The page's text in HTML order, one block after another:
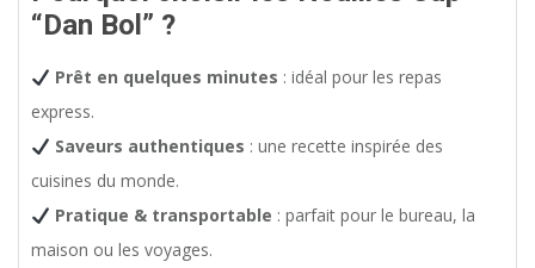
“Dan Bol” ?
Prêt en quelques minutes : idéal pour les repas
express.
Saveurs authentiques : une recette inspirée des
cuisines du monde.
Pratique & transportable : parfait pour le bureau, la
maison ou les voyages.